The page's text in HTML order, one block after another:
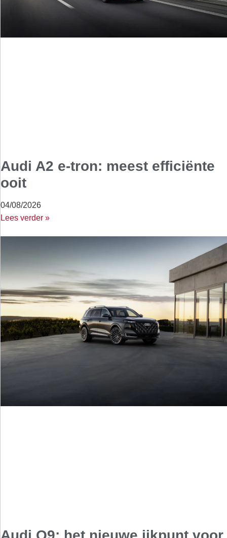
Audi A2 e-tron: meest efficiënte
ooit
04/08/2026
Lees verder »